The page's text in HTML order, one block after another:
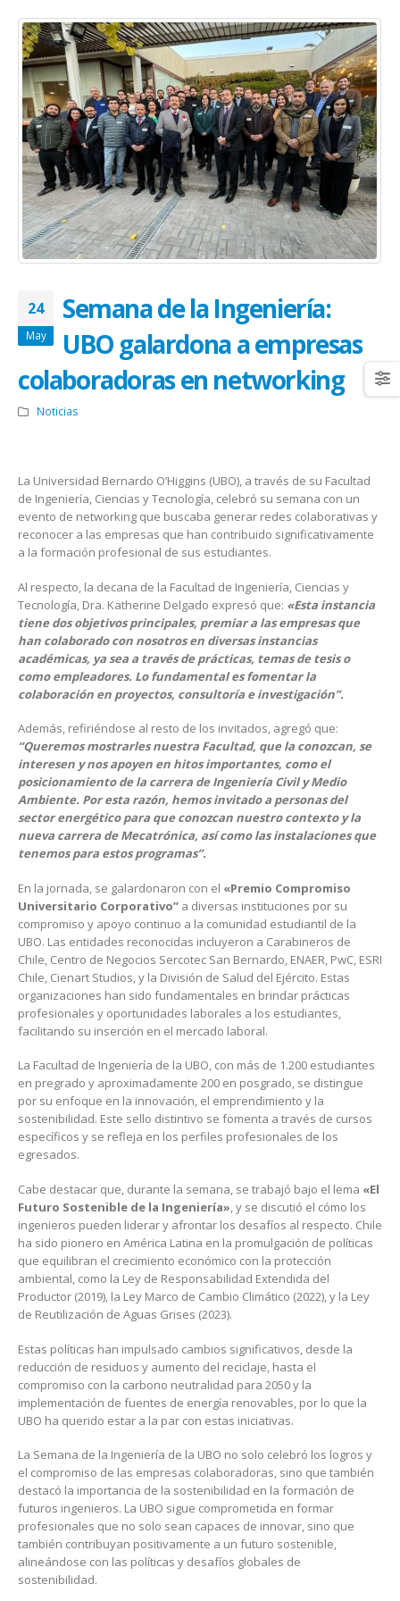
24
May
Semana de la Ingeniería:
UBO galardona a empresas
colaboradoras en networking
Noticias
La Universidad Bernardo O’Higgins (UBO), a través de su Facultad
de Ingeniería, Ciencias y Tecnología, celebró su semana con un
evento de networking que buscaba generar redes colaborativas y
reconocer a las empresas que han contribuido significativamente
a la formación profesional de sus estudiantes.
Al respecto, la decana de la Facultad de Ingeniería, Ciencias y
Tecnología, Dra. Katherine Delgado expresó que: «Esta instancia
tiene dos objetivos principales, premiar a las empresas que
han colaborado con nosotros en diversas instancias
académicas, ya sea a través de prácticas, temas de tesis o
como empleadores. Lo fundamental es fomentar la
colaboración en proyectos, consultoría e investigación”.
Además, refiriéndose al resto de los invitados, agregó que:
“Queremos mostrarles nuestra Facultad, que la conozcan, se
interesen y nos apoyen en hitos importantes, como el
posicionamiento de la carrera de Ingeniería Civil y Medio
Ambiente. Por esta razón, hemos invitado a personas del
sector energético para que conozcan nuestro contexto y la
nueva carrera de Mecatrónica, así como las instalaciones que
tenemos para estos programas”.
En la jornada, se galardonaron con el «Premio Compromiso
Universitario Corporativo” a diversas instituciones por su
compromiso y apoyo continuo a la comunidad estudiantil de la
UBO. Las entidades reconocidas incluyeron a Carabineros de
Chile, Centro de Negocios Sercotec San Bernardo, ENAER, PwC, ESRI
Chile, Cienart Studios, y la División de Salud del Ejército. Estas
organizaciones han sido fundamentales en brindar prácticas
profesionales y oportunidades laborales a los estudiantes,
facilitando su inserción en el mercado laboral.
La Facultad de Ingeniería de la UBO, con más de 1.200 estudiantes
en pregrado y aproximadamente 200 en posgrado, se distingue
por su enfoque en la innovación, el emprendimiento y la
sostenibilidad. Este sello distintivo se fomenta a través de cursos
específicos y se refleja en los perfiles profesionales de los
egresados.
Cabe destacar que, durante la semana, se trabajó bajo el lema «El
Futuro Sostenible de la Ingeniería», y se discutió el cómo los
ingenieros pueden liderar y afrontar los desafíos al respecto. Chile
ha sido pionero en América Latina en la promulgación de políticas
que equilibran el crecimiento económico con la protección
ambiental, como la Ley de Responsabilidad Extendida del
Productor (2019), la Ley Marco de Cambio Climático (2022), y la Ley
de Reutilización de Aguas Grises (2023).
Estas políticas han impulsado cambios significativos, desde la
reducción de residuos y aumento del reciclaje, hasta el
compromiso con la carbono neutralidad para 2050 y la
implementación de fuentes de energía renovables, por lo que la
UBO ha querido estar a la par con estas iniciativas.
La Semana de la Ingeniería de la UBO no solo celebró los logros y
el compromiso de las empresas colaboradoras, sino que también
destacó la importancia de la sostenibilidad en la formación de
futuros ingenieros. La UBO sigue comprometida en formar
profesionales que no solo sean capaces de innovar, sino que
también contribuyan positivamente a un futuro sostenible,
alineándose con las políticas y desafíos globales de
sostenibilidad.